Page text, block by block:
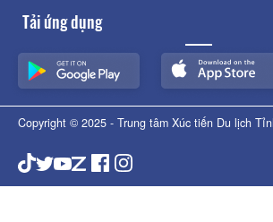
Tải ứng dụng
Copyright © 2025 - Trung tâm Xúc tiến Du lịch